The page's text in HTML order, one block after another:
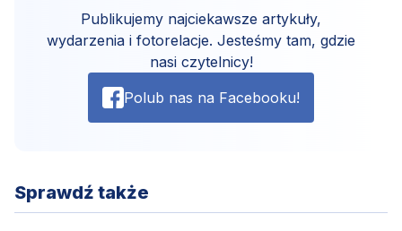
Publikujemy najciekawsze artykuły,
wydarzenia i fotorelacje. Jesteśmy tam, gdzie
nasi czytelnicy!
Polub nas na Facebooku!
Sprawdź także